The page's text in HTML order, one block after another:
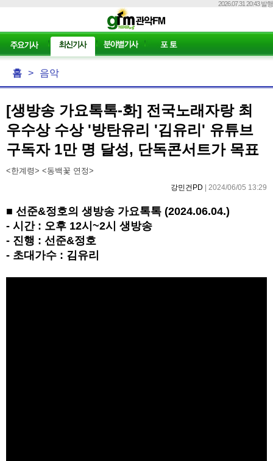
2026.07.31 20:43 발행
홈 > 음악
[생방송 가요톡톡-화] 전국노래자랑 최
우수상 수상 '방탄유리 '김유리' 유튜브
구독자 1만 명 달성, 단독콘서트가 목표
<한계령> <동백꽃 연정>
강민건PD | 2024/06/05 13:29
■ 선준&정호의 생방송 가요톡톡 (2024.06.04.)
- 시간 : 오후 12시 ~2시 생방송
- 진행 : 선준&정호
- 초대가수 : 김유리